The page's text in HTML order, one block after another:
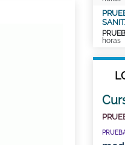
horas